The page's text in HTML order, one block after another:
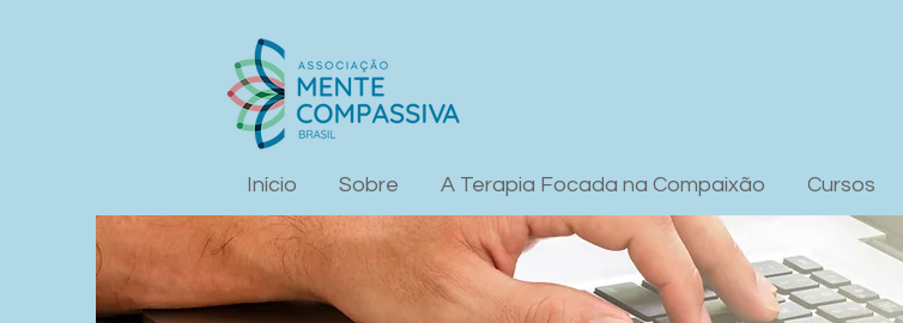
Início Sobre A Terapia Focada na Compaixão Cursos